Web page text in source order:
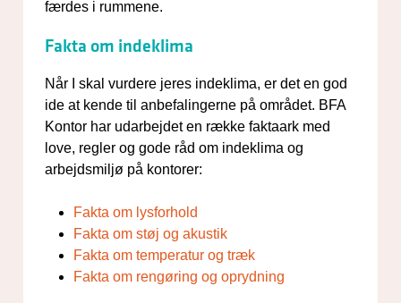
færdes i rummene.
Fakta om indeklima
Når I skal vurdere jeres indeklima, er det en god
ide at kende til anbefalingerne på området. BFA
Kontor har udarbejdet en række faktaark med
love, regler og gode råd om indeklima og
arbejdsmiljø på kontorer:
Fakta om lysforhold
Fakta om støj og akustik
Fakta om temperatur og træk
Fakta om rengøring og oprydning